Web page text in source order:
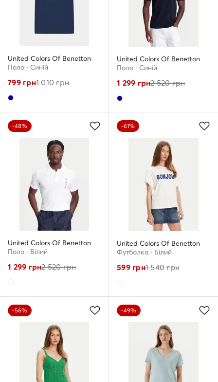
United Colors Of Benetton
Поло · Cиній
799грн1 010грн
United Colors Of Benetton
Поло · Cиній
1 299 грн2 520грн
-48%
United Colors Of Benetton
Поло · Білий
1 299 грн2 520грн
-61%
United Colors Of Benetton
Футболка · Білий
599грн1 540грн
-56% -49%